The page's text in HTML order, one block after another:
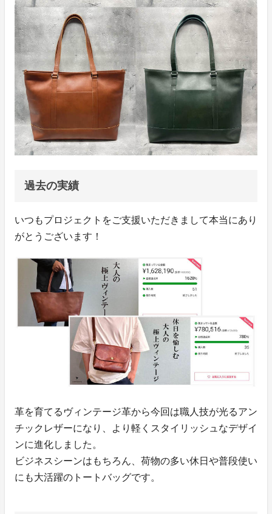
過去の実績
いつもプロジェクトをご支援いただきまして本当にあり
がとうございます！
革を育てるヴィンテージ革から今回は職人技が光るアン
チックレザーになり、より軽くスタイリッシュなデザイ
ンに進化しました。
ビジネスシーンはもちろん、荷物の多い休日や普段使い
にも大活躍のトートバッグです。